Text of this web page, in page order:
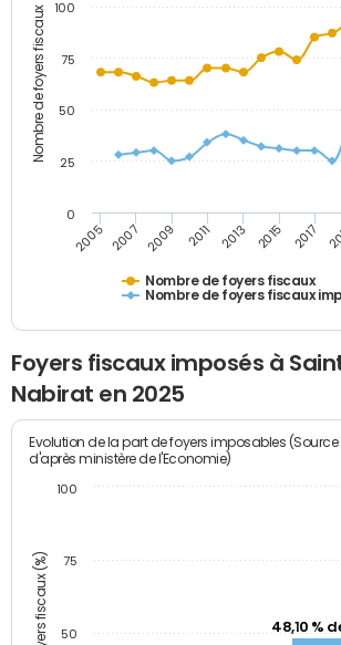
Nombre de foyers fiscaux
Nombre de foyers fiscaux
Nombre de foyers fiscaux
2005 2007 2009 2011 2013 2015 2017
0
25
50
75
100
Foyers fiscaux imposés à
Nabirat en 2025
Evolution de la part de foyers imposables (Source
d'après ministère de l'Economie)
48,10 %
50
75
100